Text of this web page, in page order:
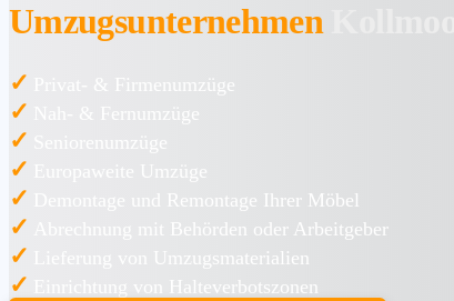
UmzugsunternehmenKollmoor
✓ Privat- & Firmenumzüge
✓ Nah- & Fernumzüge
✓ Seniorenumzüge
✓ Europaweite Umzüge
✓ Demontage und Remontage Ihrer Möbel
✓ Abrechnung mit Behörden oder Arbeitgeber
✓ Lieferung von Umzugsmaterialien
✓ Einrichtung von Halteverbotszonen